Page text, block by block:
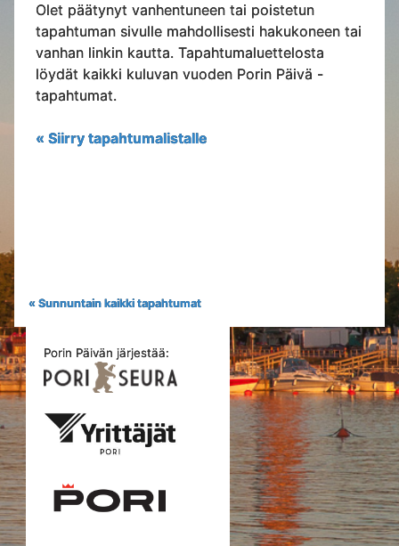
Olet päätynyt vanhentuneen tai poistetun
tapahtuman sivulle mahdollisesti hakukoneen tai
vanhan linkin kautta. Tapahtumaluettelosta
löydät kaikki kuluvan vuoden Porin Päivä -
tapahtumat.
« Siirry tapahtumalistalle
« Sunnuntain kaikki tapahtumat
Porin Päivän järjestää: